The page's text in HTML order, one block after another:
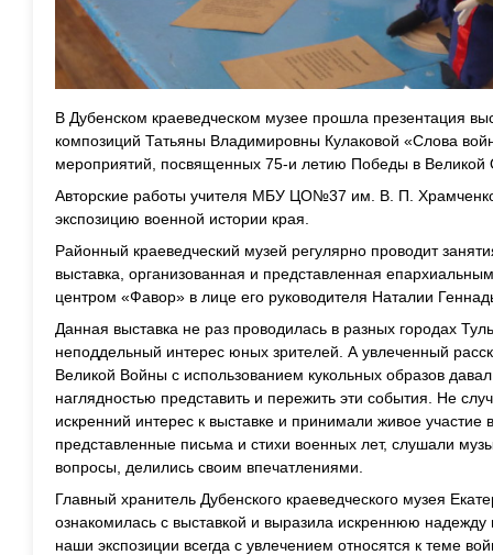
В Дубенском краеведческом музее прошла презентация
композиций Татьяны Владимировны Кулаковой «Слова
мероприятий, посвященных 75-и летию Победы в Великой
Авторские работы учителя МБУ ЦО№37 им. В. П.
экспозицию военной истории края.
Районный краеведческий музей регулярно проводит
выставка, организованная и представленная
центром «Фавор» в лице его руководителя Наталии
Данная выставка не раз проводилась в разных городах
неподдельный интерес юных зрителей. А увлеченный
Великой Войны с использованием кукольных образов
наглядностью представить и пережить эти события. Не
искренний интерес к выставке и принимали живое участие
представленные письма и стихи военных лет, слушали
вопросы, делились своим впечатлениями.
Главный хранитель Дубенского краеведческого музея
ознакомилась с выставкой и выразила искреннюю
наши экспозиции всегда с увлечением относятся к теме